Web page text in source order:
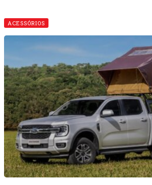
ACESSÓRIOS